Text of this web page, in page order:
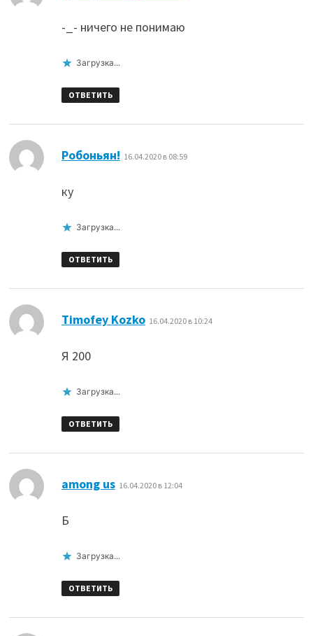
-_- ничего не понимаю
Загрузка...
ОТВЕТИТЬ
Робоньян! 16.04.2020 в 08:59
ку
Загрузка...
ОТВЕТИТЬ
Timofey Kozko: 16.04.2020 в 10:24
Я 200
Загрузка...
ОТВЕТИТЬ
among us: 16.04.2020 в 12:04
Б
Загрузка...
ОТВЕТИТЬ